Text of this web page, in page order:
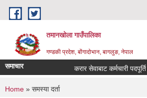
Skip to main content
तमानखोला गाउँपालिका
गण्डकी प्रदेश, बोंगादोभान, बागलुङ, नेपाल
समाचार करार सेवाबाट कर्मचारी पदपूर्ति
You are here
Home » समस्या दर्ता